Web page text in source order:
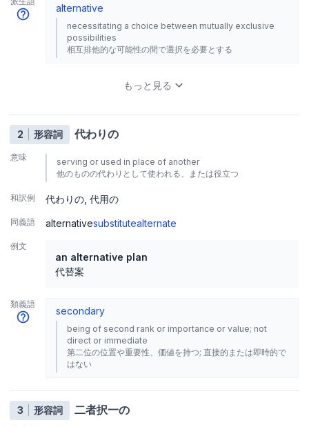
alternative
necessitating a choice between mutually exclusive
possibilities
相互排他的な可能性の間で選択を必要とする
もっと見る
2 形容詞 代わりの
意味
serving or used in place of another
他のものの代わりとして使われる、または役立つ
和訳例 代わりの 代用の
同義語 alternativesubstitutealternate
例文
an alternative plan
代替案
類義語
secondary
being of second rank or importance or value; not
direct or immediate
第二位の位置や重要性、価値を持つ; 直接的または即時的で
はない
3 形容詞 二者択一の